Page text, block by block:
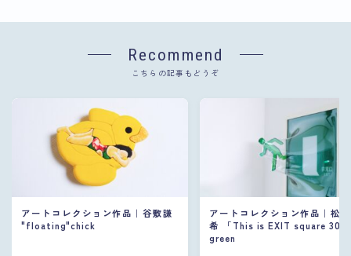
Recommend
こちらの記事もどうぞ
アートコレクション作品｜谷敷謙
"floating"chick
アートコレクション作品｜松
希 「This is EXIT square 300
green